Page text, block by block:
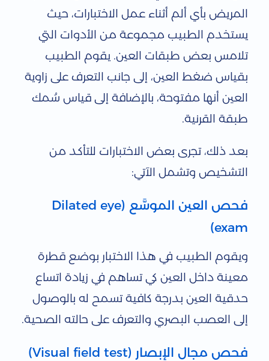
المريض بأي ألم أثناء عمل الاختبارات، حيث
يستخدم الطبيب مجموعة من الأدوات التي
تلامس بعض طبقات العين. يقوم الطبيب
بقياس ضغط العين، إلى جانب التعرف على زاوية
العين أنها مفتوحة، بالإضافة إلى قياس سُمك
طبقة القرنية.
بعد ذلك، تجرى بعض الاختبارات للتأكد من
التشخيص وتشمل الآتي:
فحص العين الموسَّع (Dilated eye
exam)
ويقوم الطبيب في هذا الاختبار بوضع قطرة
معينة داخل العين كي تساهم في زيادة اتساع
حدقية العين بدرجة كافية تسمح له بالوصول
إلى العصب البصري والتعرف على حالته الصحية.
فحص مجال الإبصار (Visual field test)